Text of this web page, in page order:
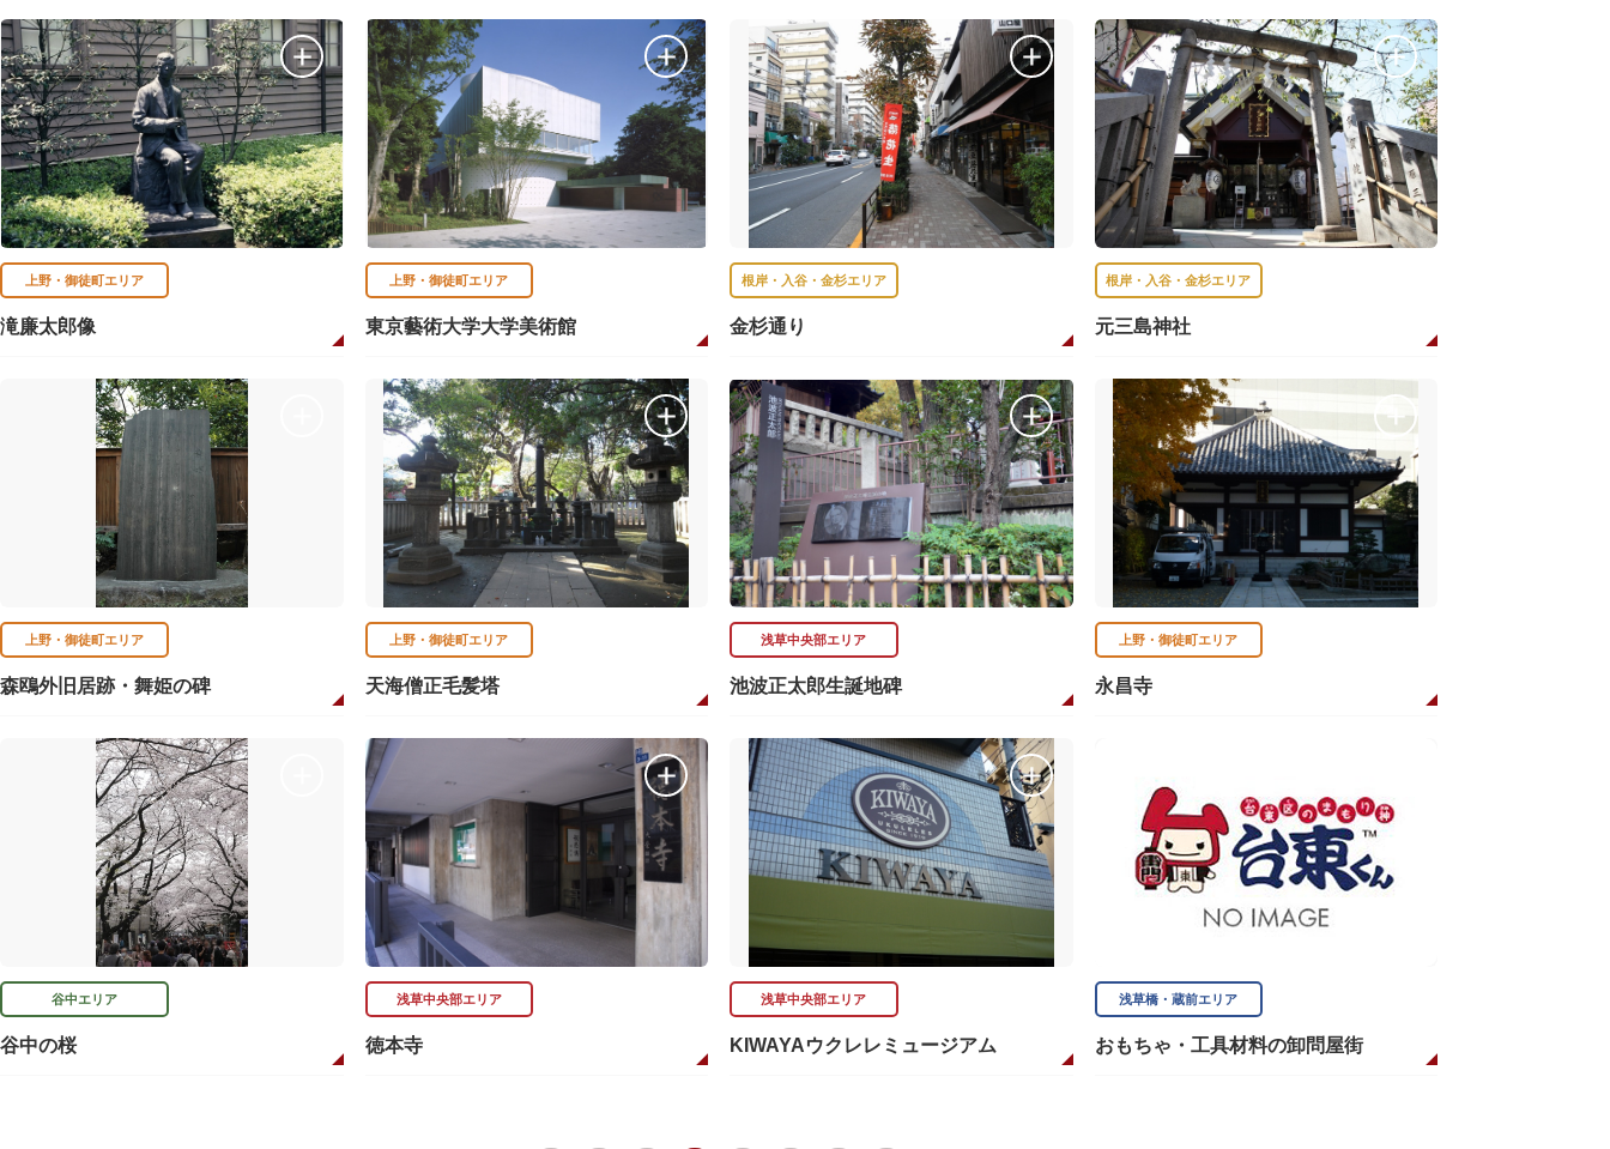
上野・御徒町エリア
滝廉太郎像
上野・御徒町エリア
東京藝術大学大学美術館
根岸・入谷・金杉エリア
金杉通り
根岸・入谷・金杉エリア
元三島神社
上野・御徒町エリア
森鴎外旧居跡・舞姫の碑
上野・御徒町エリア
天海僧正毛髪塔
浅草中央部エリア
池波正太郎生誕地碑
上野・御徒町エリア
永昌寺
谷中エリア
谷中の桜
浅草中央部エリア
徳本寺
浅草中央部エリア
KIWAYAウクレレミュージアム
浅草橋・蔵前エリア
おもちゃ・工具材料の卸問屋街